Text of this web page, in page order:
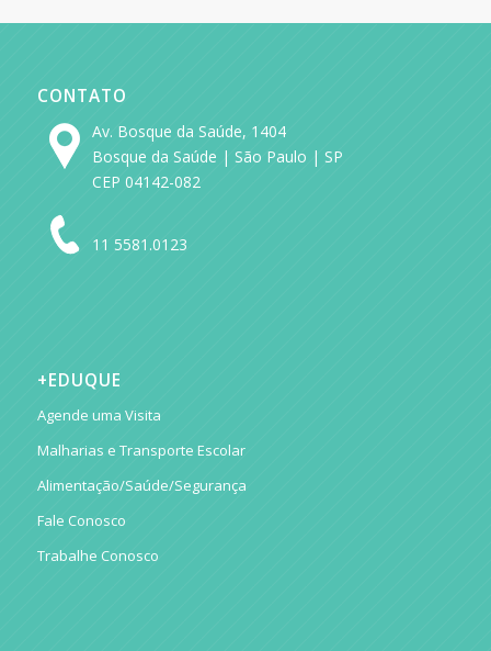
CONTATO
Av. Bosque da Saúde, 1404
Bosque da Saúde | São Paulo | SP
CEP 04142-082
11 5581.0123
+EDUQUE
Agende uma Visita
Malharias e Transporte Escolar
Alimentação/Saúde/Segurança
Fale Conosco
Trabalhe Conosco